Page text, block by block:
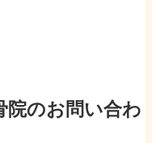
院のお問い合わ